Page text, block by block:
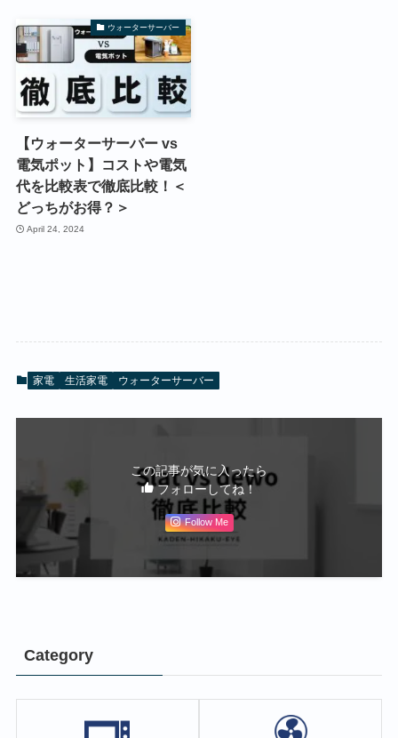
ウォーターサーバー
【ウォーターサーバー vs
電気ポット】コストや電気
代を比較表で徹底比較！＜
どっちがお得？＞
April 24, 2024
家電 生活家電 ウォーターサーバー
この記事が気に入ったら
フォローしてね！
Follow Me
Category